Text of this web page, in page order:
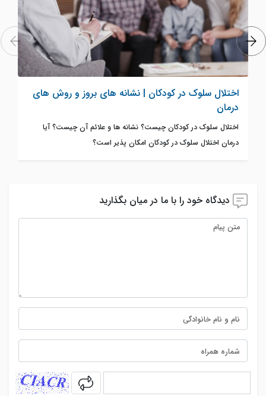
اختلال سلوک در کودکان | نشانه های بروز و روش های
درمان
اختلال سلوک در کودکان چیست؟ نشانه ها و علائم آن چیست؟ آیا
درمان اختلال سلوک در کودکان امکان پذیر است؟
دیدگاه خود را با ما در میان بگذارید
captcha